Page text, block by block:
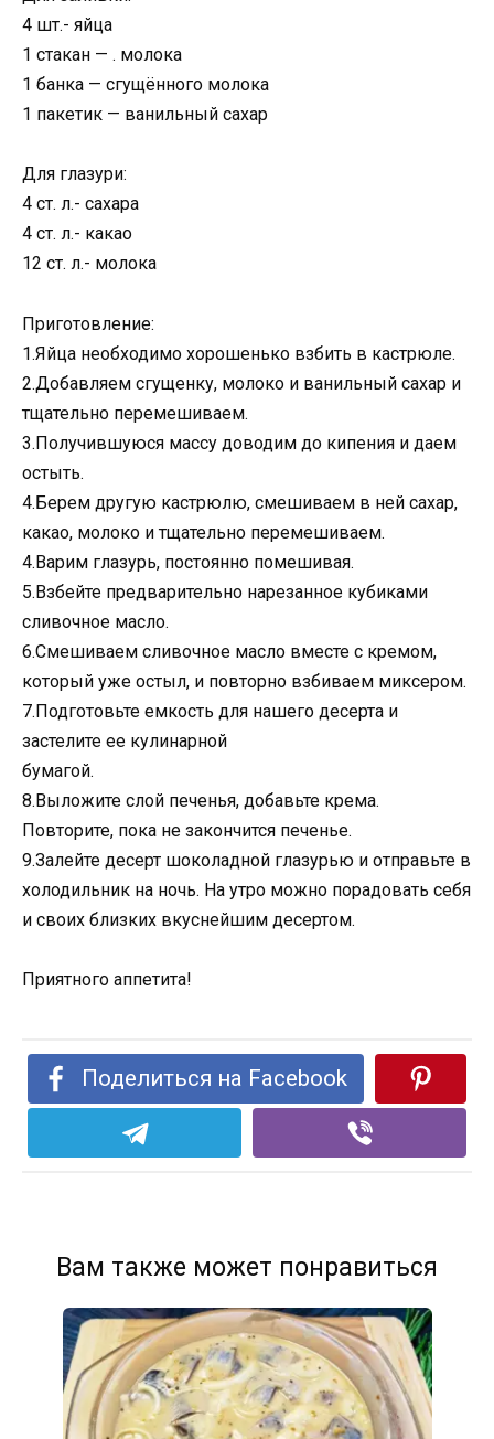
4 шт.- яйца
1 стакан — . молока
1 банка — сгущённого молока
1 пакетик — ванильный сахар
Для глазури:
4 ст. л.- сахара
4 ст. л.- какао
12 ст. л.- молока
Приготовление:
1.Яйца необходимо хорошенько взбить в кастрюле.
2.Добавляем сгущенку, молоко и ванильный сахар и
тщательно перемешиваем.
3.Получившуюся массу доводим до кипения и даем
остыть.
4.Берем другую кастрюлю, смешиваем в ней сахар,
какао, молоко и тщательно перемешиваем.
4.Варим глазурь, постоянно помешивая.
5.Взбейте предварительно нарезанное кубиками
сливочное масло.
6.Смешиваем сливочное масло вместе с кремом,
который уже остыл, и повторно взбиваем миксером.
7.Подготовьте емкость для нашего десерта и
застелите ее кулинарной
бумагой.
8.Выложите слой печенья, добавьте крема.
Повторите, пока не закончится печенье.
9.Залейте десерт шоколадной глазурью и отправьте в
холодильник на ночь. На утро можно порадовать себя
и своих близких вкуснейшим десертом.
Приятного аппетита!
Поделиться на Facebook
Вам также может понравиться